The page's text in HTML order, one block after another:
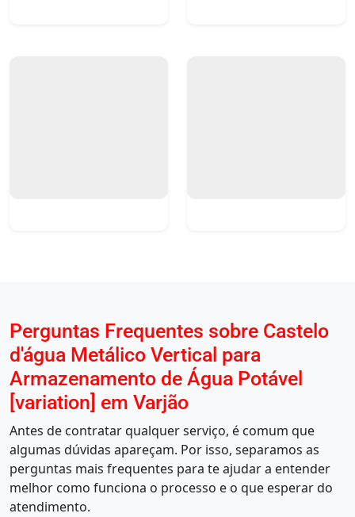
Perguntas Frequentes sobre Castelo
d'água Metálico Vertical para
Armazenamento de Água Potável
[variation] em Varjão
Antes de contratar qualquer serviço, é comum que
algumas dúvidas apareçam. Por isso, separamos as
perguntas mais frequentes para te ajudar a entender
melhor como funciona o processo e o que esperar do
atendimento.